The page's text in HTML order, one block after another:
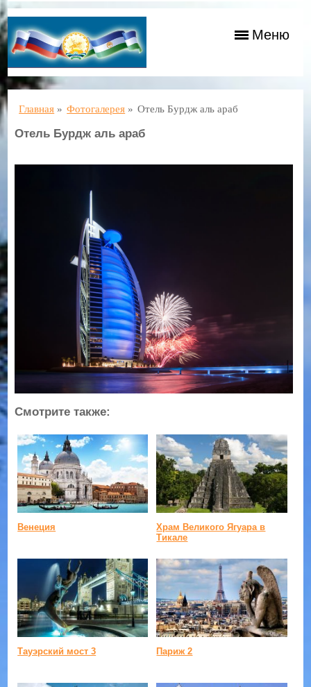
Меню
Главная » Фотогалерея » Отель Бурдж аль араб
Отель Бурдж аль араб
Смотрите также:
Венеция
Храм Великого Ягуара в
Тикале
Тауэрский мост 3 Париж 2